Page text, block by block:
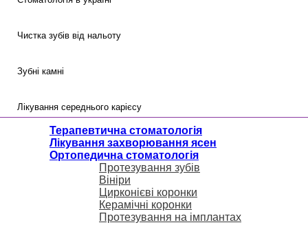
Чистка зубів від нальоту
Зубні камні
Лікування середнього карієсу
Сімейна стоматологія
Лікування стоматиту
Імплантація зубів за один день київ
Ортопедична стоматологія
Ортодонтична стоматологія
Хірургічна стоматологія
Лікування захворювання ясен
герметизація фісур ціна
художня реставрація зубів ціна
Лікування гострого глибокого карієсу
Безпечне відбілювання зубів
Реставрація зубів фотополімером
Терапевтична стоматологія
Лікування захворювання ясен
Ортопедична стоматологія
Протезування зубів
Вініри
Цирконієві коронки
Керамічні коронки
Протезування на імплантах